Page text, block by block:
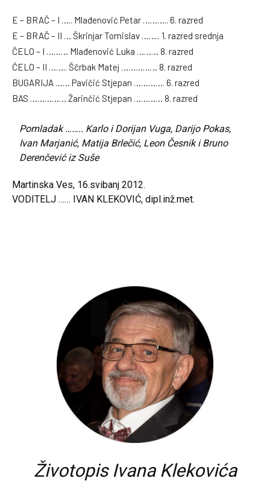
E – BRAČ – I ….. Mlađenović Petar ……….. 6. razred
E – BRAČ – II … Škrinjar Tomislav …….. 1. razred srednja
ČELO – I ……… Mlađenović Luka ……… 8. razred
ČELO – II …….. Ščrbak Matej …………… 8. razred
BUGARIJA …… Pavičić Stjepan …………. 6. razred
BAS …………… Žarinčić Stjepan ………… 8. razred
Pomladak …….. Karlo i Dorijan Vuga, Darijo Pokas,
Ivan Marjanić, Matija Brlečić, Leon Česnik i Bruno
Derenčević iz Suše
Martinska Ves, 16.svibanj 2012.
VODITELJ …… IVAN KLEKOVIĆ, dipl.inž.met.
Životopis Ivana Klekovića